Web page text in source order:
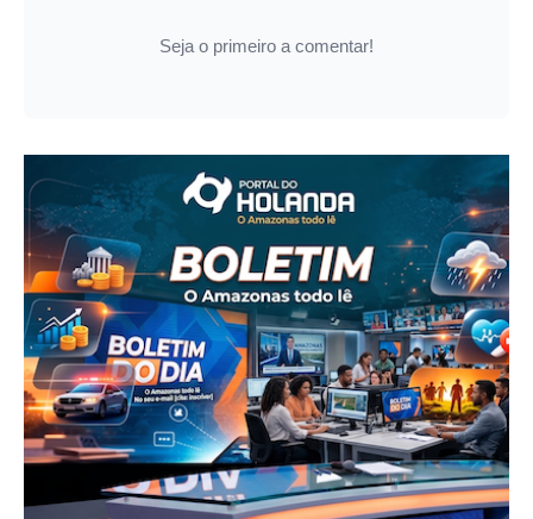
Seja o primeiro a comentar!